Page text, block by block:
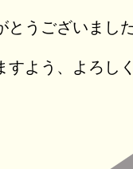
うございました
よう、よろし